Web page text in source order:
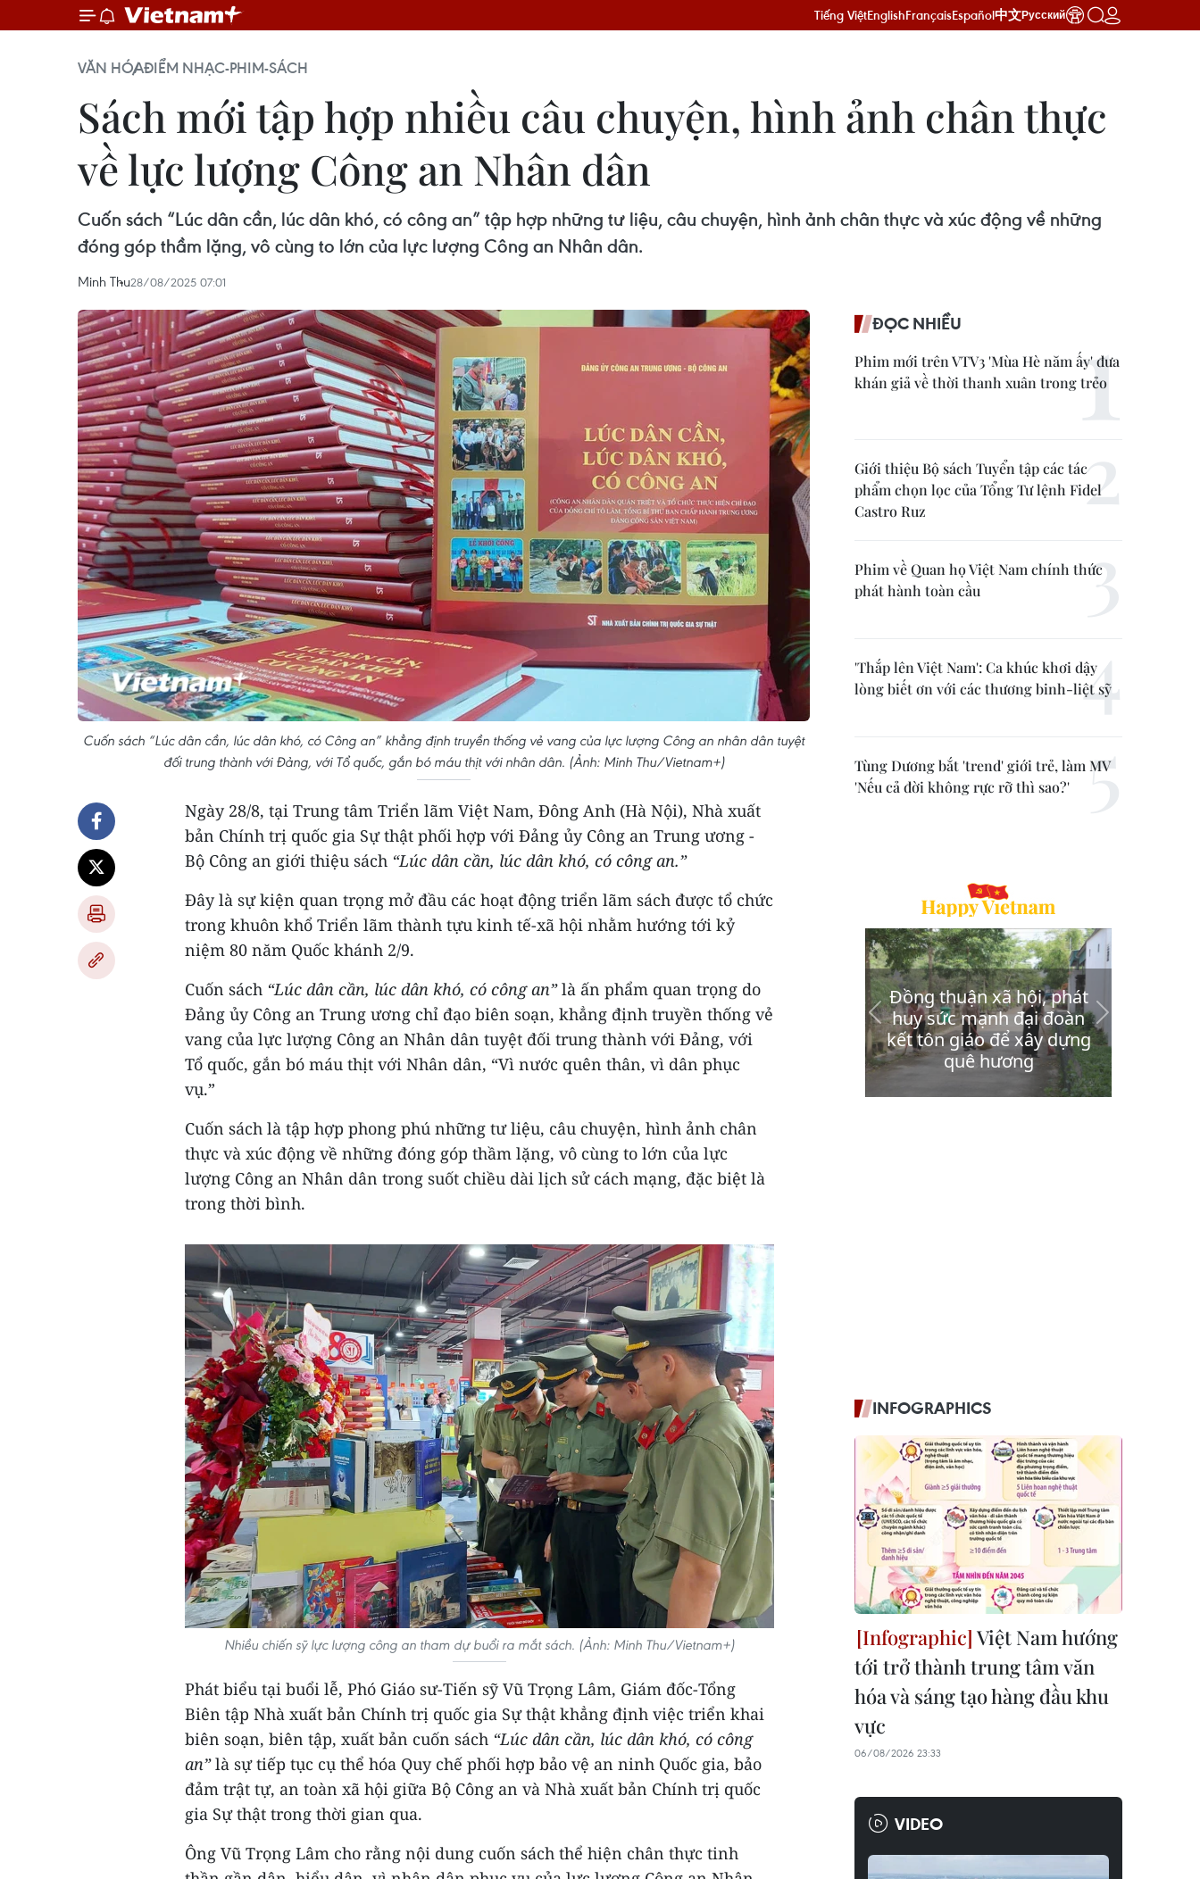
Tiếng ViệtEnglishFrançaisEspañol中文Русский
VĂN HÓAĐIỂM NHẠC-PHIM-SÁCH
Sách mới tập hợp nhiều câu chuyện, hình ảnh chân thực
về lực lượng Công an Nhân dân
Cuốn sách “Lúc dân cần, lúc dân khó, có công an” tập hợp những tư liệu, câu chuyện, hình ảnh chân thực và xúc động về những
đóng góp thầm lặng, vô cùng to lớn của lực lượng Công an Nhân dân.
Minh Thu28/08/2025 07:01
Cuốn sách “Lúc dân cần, lúc dân khó, có Công an” khẳng định truyền thống vẻ vang của lực lượng Công an nhân dân tuyệt
đối trung thành với Đảng, với Tổ quốc, gắn bó máu thịt với nhân dân. (Ảnh: Minh Thu/Vietnam+)
Ngày 28/8, tại Trung tâm Triển lãm Việt Nam, Đông Anh (Hà Nội), Nhà xuất
bản Chính trị quốc gia Sự thật phối hợp với Đảng ủy Công an Trung ương -
Bộ Công an giới thiệu sách “Lúc dân cần, lúc dân khó, có công an.”
Đây là sự kiện quan trọng mở đầu các hoạt động triển lãm sách được tổ chức
trong khuôn khổ Triển lãm thành tựu kinh tế-xã hội nhằm hướng tới kỷ
niệm 80 năm Quốc khánh 2/9.
Cuốn sách “Lúc dân cần, lúc dân khó, có công an”là ấn phẩm quan trọng do
Đảng ủy Công an Trung ương chỉ đạo biên soạn, khẳng định truyền thống vẻ
vang của lực lượng Công an Nhân dân tuyệt đối trung thành với Đảng, với
Tổ quốc, gắn bó máu thịt với Nhân dân, “Vì nước quên thân, vì dân phục
vụ.”
Cuốn sách là tập hợp phong phú những tư liệu, câu chuyện, hình ảnh chân
thực và xúc động về những đóng góp thầm lặng, vô cùng to lớn của lực
lượng Công an Nhân dân trong suốt chiều dài lịch sử cách mạng, đặc biệt là
trong thời bình.
Nhiều chiến sỹ lực lượng công an tham dự buổi ra mắt sách. (Ảnh: Minh Thu/Vietnam+)
Phát biểu tại buổi lễ, Phó Giáo sư-Tiến sỹ Vũ Trọng Lâm, Giám đốc-Tổng
Biên tập Nhà xuất bản Chính trị quốc gia Sự thật khẳng định việc triển khai
biên soạn, biên tập, xuất bản cuốn sách “Lúc dân cần, lúc dân khó, có công
an”là sự tiếp tục cụ thể hóa Quy chế phối hợp bảo vệ an ninh Quốc gia, bảo
đảm trật tự, an toàn xã hội giữa Bộ Công an và Nhà xuất bản Chính trị quốc
gia Sự thật trong thời gian qua.
Ông Vũ Trọng Lâm cho rằng nội dung cuốn sách thể hiện chân thực tinh
ĐỌC NHIỀU
Phim mới trên VTV3 'Mùa Hè năm ấy' đưa
khán giả về thời thanh xuân trong trẻo
Giới thiệu Bộ sách Tuyển tập các tác
phẩm chọn lọc của Tổng Tư lệnh Fidel
Castro Ruz
Phim về Quan họ Việt Nam chính thức
phát hành toàn cầu
'Thắp lên Việt Nam': Ca khúc khơi dậy
lòng biết ơn với các thương binh-liệt sỹ
Tùng Dương bắt 'trend' giới trẻ, làm MV
'Nếu cả đời không rực rỡ thì sao?'
INFOGRAPHICS
Việt Nam hướng
tới trở thành trung tâm văn
hóa và sáng tạo hàng đầu khu
vực
06/08/2026 23:33
VIDEO